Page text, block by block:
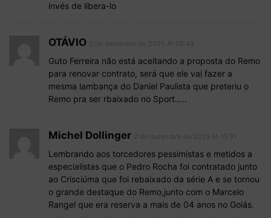
invés de libera-lo
OTÁVIO
Guto Ferreira não está aceitando a proposta do Remo
para renovar contrato, será que ele vai fazer a
mesma lambança do Daniel Paulista que preteriu o
Remo pra ser rbaixado no Sport…..
Michel Dollinger
Lembrando aos torcedores pessimistas e metidos a
especialistas que o Pedro Rocha foi contratado junto
ao Crisciúma que foi rebaixado da série A e se tornou
o grande destaque do Remo,junto com o Marcelo
Rangel que era reserva a mais de 04 anos no Goiás.